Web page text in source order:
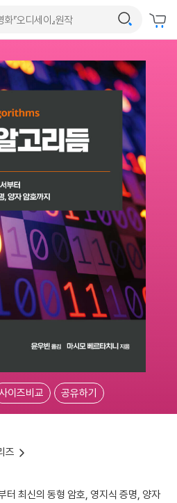
이즈비교 공유하기
즈
터 최신의 동형 암호, 영지식 증명, 양자